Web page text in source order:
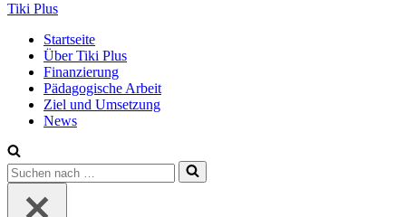
Tiki Plus
Startseite
Über Tiki Plus
Finanzierung
Pädagogische Arbeit
Ziel und Umsetzung
News
Suchen
nach …